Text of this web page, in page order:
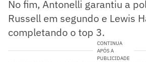
No fim, Antonelli garantiu a
Russell em segundo e Lewis
completando o top 3.
CONTINUA
APÓS A
PUBLICIDADE